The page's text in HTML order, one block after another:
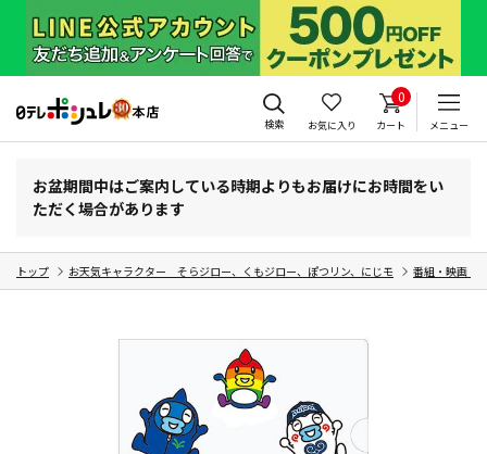
検索 お気に入り
0
カート メニュー
お盆期間中はご案内している時期よりもお届けにお時間をい
ただく場合があります
トップ お天気キャラクター そらジロー、くもジロー、ぽつリン、にじモ 番組・映画・